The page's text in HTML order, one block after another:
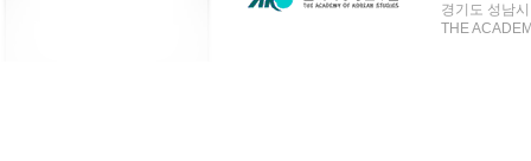
경기도 성남
THE